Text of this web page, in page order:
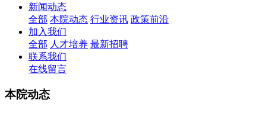
新闻动态
全部 本院动态 行业资讯 政策前沿
加入我们
全部 人才培养 最新招聘
联系我们
在线留言
本院动态